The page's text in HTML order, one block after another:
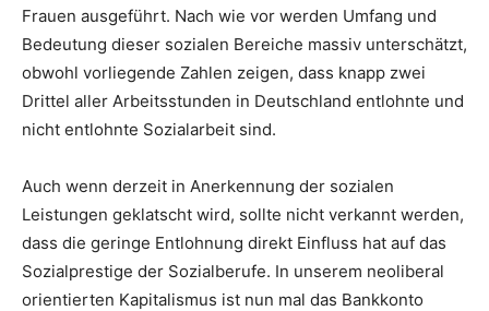
Frauen ausgeführt. Nach wie vor werden Umfang und
Bedeutung dieser sozialen Bereiche massiv unterschätzt,
obwohl vorliegende Zahlen zeigen, dass knapp zwei
Drittel aller Arbeitsstunden in Deutschland entlohnte und
nicht entlohnte Sozialarbeit sind.
Auch wenn derzeit in Anerkennung der sozialen
Leistungen geklatscht wird, sollte nicht verkannt werden,
dass die geringe Entlohnung direkt Einfluss hat auf das
Sozialprestige der Sozialberufe. In unserem neoliberal
orientierten Kapitalismus ist nun mal das Bankkonto